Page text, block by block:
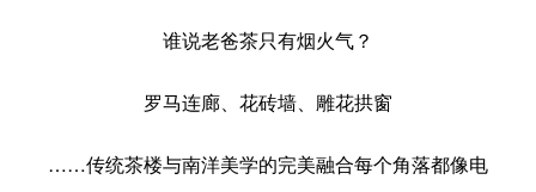
谁说老爸茶只有烟火气？
罗马连廊、花砖墙、雕花拱窗
……传统茶楼与南洋美学的完美融合每个角落都像电